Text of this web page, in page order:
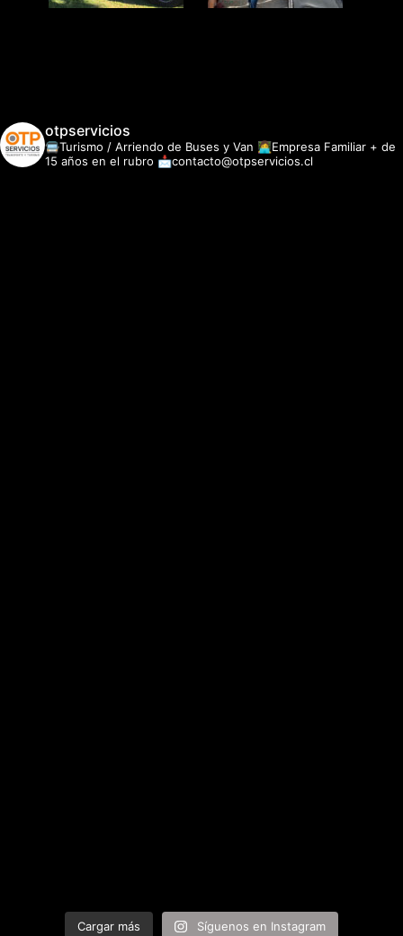
otpservicios
🚍Turismo / Arriendo de Buses y Van 👩‍💻Empresa Familiar + de
15 años en el rubro 📩contacto@otpservicios.cl
Cargar más Síguenos en Instagram